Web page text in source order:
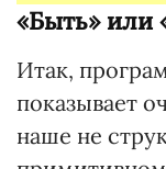
«Быть» или
Итак,
показывает
наше не